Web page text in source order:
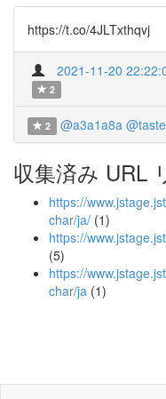
https://t.co/4JLTxthqvj
2021-11-20
2
2 @a3a1a8a
収集済み URL
https://
char/ja/ (1)
https://
(5)
https://
char/ja (1)